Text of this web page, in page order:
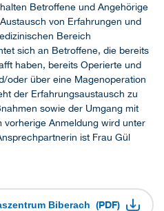
Betroffene und Angehörige
von Erfahrungen und
Bereich
sich an Betroffene, die bereits
haben, bereits Operierte und
oder über eine Magenoperation
der Erfahrungsaustausch zu
sowie der Umgang mit
vorherige Anmeldung wird unter
ist Frau Gül
Biberach (PDF)